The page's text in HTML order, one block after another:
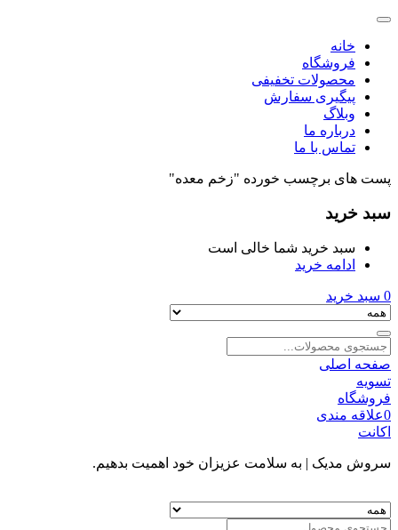
خانه
فروشگاه
محصولات تخفیفی
پیگیری سفارش
وبلاگ
درباره ما
تماس با ما
پست های برچسب خورده "زخم معده"
سبد خرید
سبد خرید شما خالی است
ادامه خرید
0 سبد خرید
صفحه اصلی
تسویه
فروشگاه
0علاقه مندی
اکانت
سروش مدیک | به سلامت عزیزان خود اهمیت بدهیم.